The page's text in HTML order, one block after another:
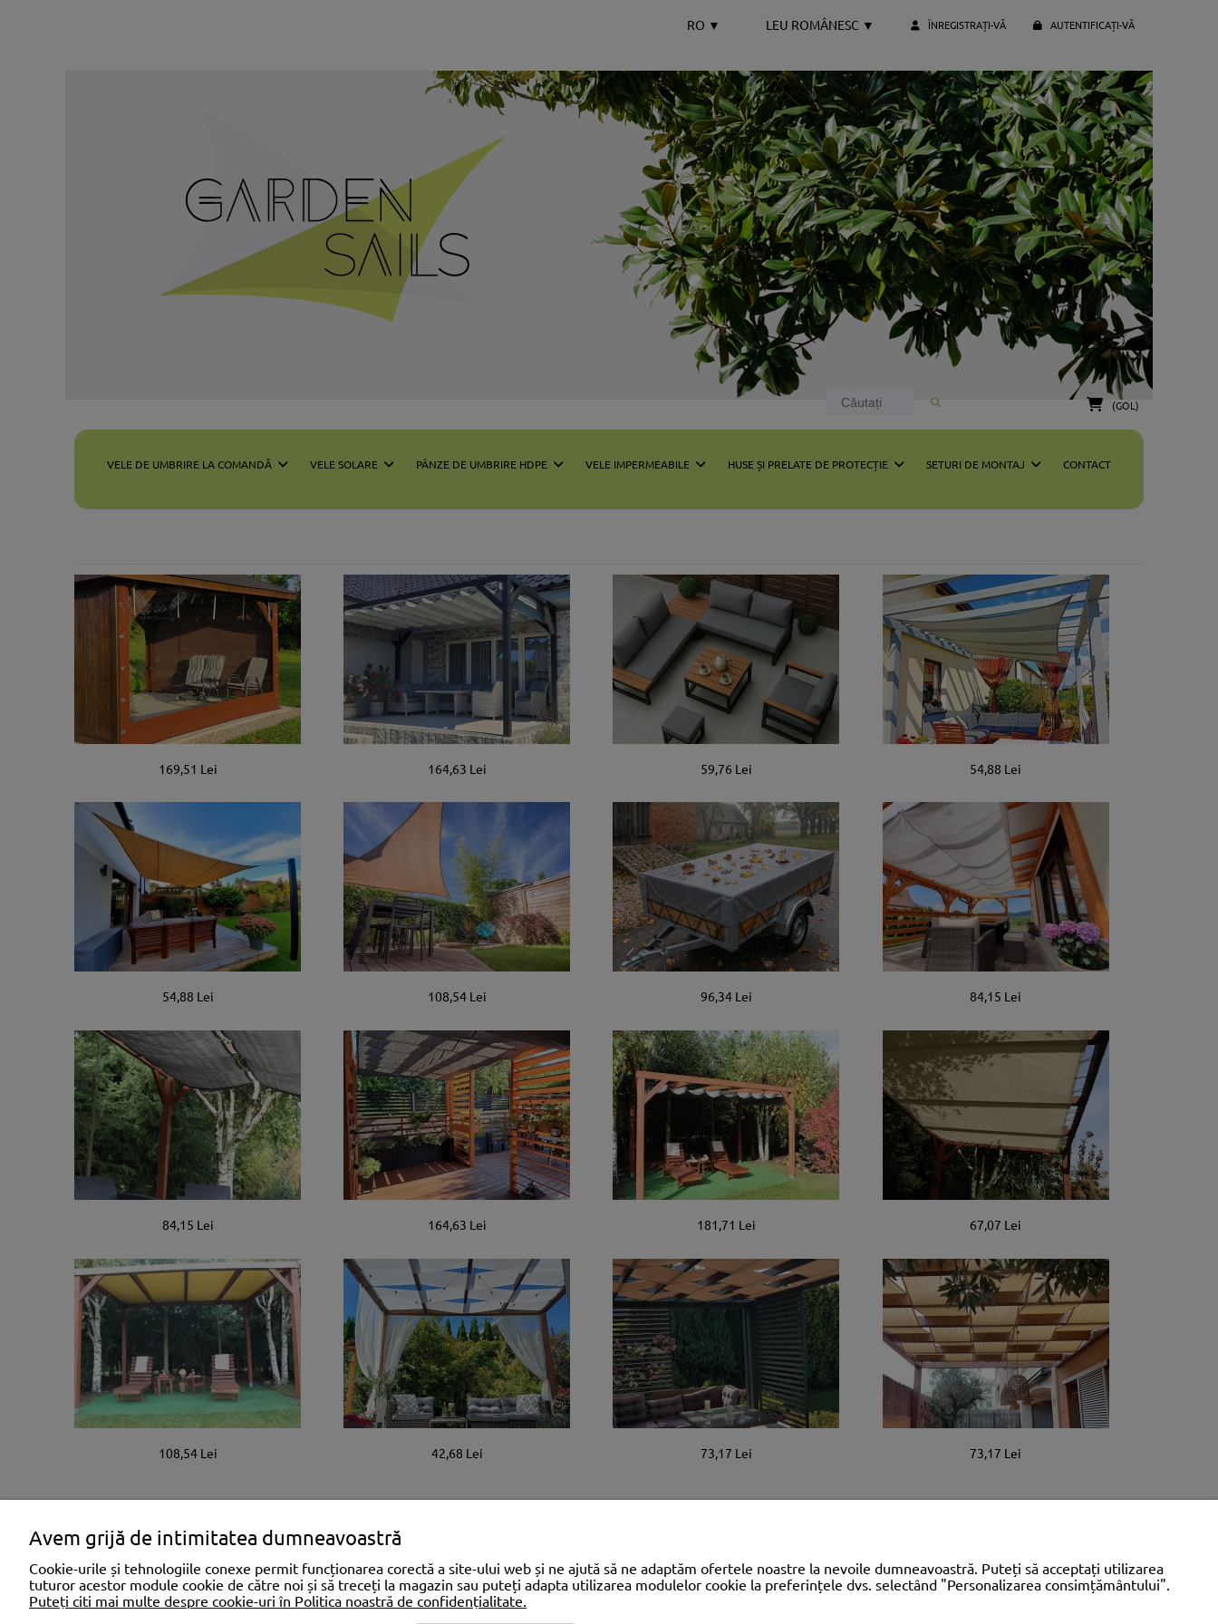
ÎNREGISTRAȚI-VĂ AUTENTIFICAȚI-VĂ
LEU ROMÂNESC ▼
RO ▼
(GOL)
VELE DE UMBRIRE LA COMANDĂ VELE SOLARE PÂNZE DE UMBRIRE HDPE VELE IMPERMEABILE HUSE ȘI PRELATE DE PROTECȚIE SETURI DE MONTAJ CONTACT
169,51 Lei 164,63 Lei 59,76 Lei 54,88 Lei
54,88 Lei 108,54 Lei 96,34 Lei 84,15 Lei
84,15 Lei 164,63 Lei 181,71 Lei 67,07 Lei
108,54 Lei 42,68 Lei 73,17 Lei 73,17 Lei
SHOPPING AJUTOR
Avem grijă de intimitatea dumneavoastră
Cookie-urile și tehnologiile conexe permit funcționarea corectă a site-ului web și ne ajută să ne adaptăm ofertele noastre la nevoile dumneavoastră. Puteți să acceptați utilizarea
tuturor acestor module cookie de către noi și să treceți la magazin sau puteți adapta utilizarea modulelor cookie la preferințele dvs. selectând "Personalizarea consimțământului".
Puteți citi mai multe despre cookie-uri în Politica noastră de confidențialitate.